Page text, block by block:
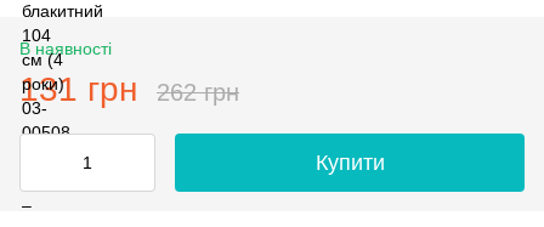
В наявності
131 грн 262 грн
Купити